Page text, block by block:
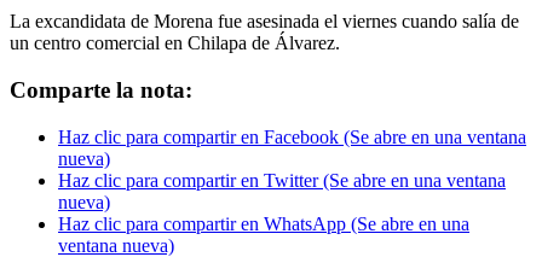
La excandidata de Morena fue asesinada el viernes cuando salía de
un centro comercial en Chilapa de Álvarez.
Comparte la nota:
Haz clic para compartir en Facebook (Se abre en una ventana
nueva)
Haz clic para compartir en Twitter (Se abre en una ventana
nueva)
Haz clic para compartir en WhatsApp (Se abre en una
ventana nueva)